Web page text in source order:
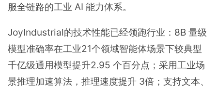
服全链路的工业 AI 能力体系。
JoyIndustrial的技术性能已经领跑行业：8B 量级
模型准确率在工业21个领域智能体场景下较典型
千亿级通用模型提升2.95 个百分点；采用工业场
景推理加速算法，推理速度提升 3倍；支持文本、